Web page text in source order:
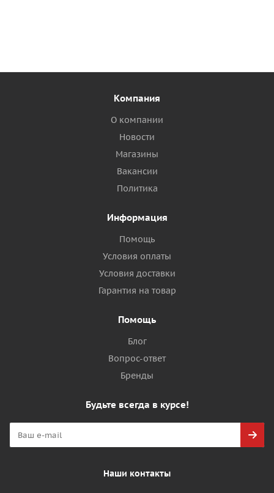
Компания
О компании
Новости
Магазины
Вакансии
Политика
Информация
Помощь
Условия оплаты
Условия доставки
Гарантия на товар
Помощь
Блог
Вопрос-ответ
Бренды
Будьте всегда в курсе!
Наши контакты